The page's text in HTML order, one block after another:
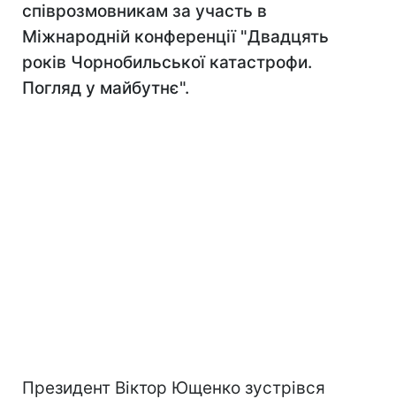
співрозмовникам за участь в
Міжнародній конференції "Двадцять
років Чорнобильської катастрофи.
Погляд у майбутнє".
Президент Віктор Ющенко зустрівся